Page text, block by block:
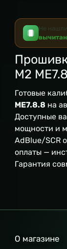
Не
M2
Готовые
ME7.8.8 на
Доступные
мощности и
AdBlue/SCR
оплаты —
Гарантия
О магазине